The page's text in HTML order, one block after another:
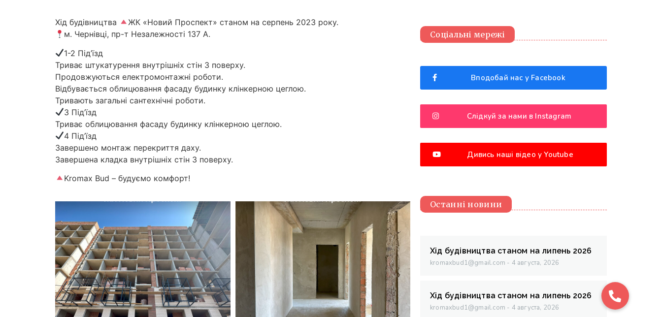
Хід будівництва
ЖК «Новий Проспект» станом на серпень 2023 року.
м. Чернівці, пр-т Незалежності 137 А.
1-2 Під’їзд
Триває штукатурення внутрішніх стін 3 поверху.
Продовжуються електромонтажні роботи.
Відбувається облицювання фасаду будинку клінкерною цеглою.
Тривають загальні сантехнічні роботи.
3 Під’їзд
Триває облицювання фасаду будинку клінкерною цеглою.
4 Під’їзд
Завершено монтаж перекриття даху.
Завершена кладка внутрішніх стін 3 поверху.
Kromax Bud – будуємо комфорт!
Соціальні мережі
Вподобай нас у Facebook
Слідкуй за нами в Instagram
Дивись наші відео у Youtube
Останні новини
Хід будівництва станом на липень 2026
kromaxbud1@gmail.com 4 августа, 2026
Хід будівництва станом на липень 2026
kromaxbud1@gmail.com 4 августа, 2026